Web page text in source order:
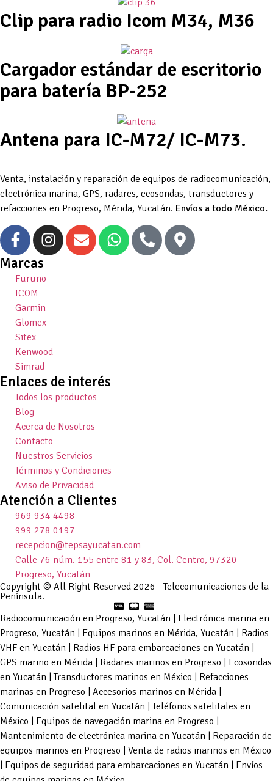
Clip para radio Icom M34, M36
Cargador estándar de escritorio
para batería BP-252
Antena para IC-M72/ IC-M73.
Venta, instalación y reparación de equipos de radiocomunicación,
electrónica marina, GPS, radares, ecosondas, transductores y
refacciones en Progreso, Mérida, Yucatán. Envíos a todo México.
Marcas
Furuno
ICOM
Garmin
Glomex
Sitex
Kenwood
Simrad
Enlaces de interés
Todos los productos
Blog
Acerca de Nosotros
Contacto
Nuestros Servicios
Términos y Condiciones
Aviso de Privacidad
Atención a Clientes
969 934 4498
999 278 0197
recepcion@tepsayucatan.com
Calle 76 núm. 155 entre 81 y 83, Col. Centro, 97320
Progreso, Yucatán
Copyright © All Right Reserved 2026 - Telecomunicaciones de la
Península.
Radiocomunicación en Progreso, Yucatán | Electrónica marina en
Progreso, Yucatán | Equipos marinos en Mérida, Yucatán | Radios
VHF en Yucatán | Radios HF para embarcaciones en Yucatán |
GPS marino en Mérida | Radares marinos en Progreso | Ecosondas
en Yucatán | Transductores marinos en México | Refacciones
marinas en Progreso | Accesorios marinos en Mérida |
Comunicación satelital en Yucatán | Teléfonos satelitales en
México | Equipos de navegación marina en Progreso |
Mantenimiento de electrónica marina en Yucatán | Reparación de
equipos marinos en Progreso | Venta de radios marinos en México
| Equipos de seguridad para embarcaciones en Yucatán | Envíos